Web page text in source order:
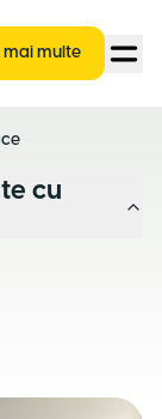
mai multe
cu